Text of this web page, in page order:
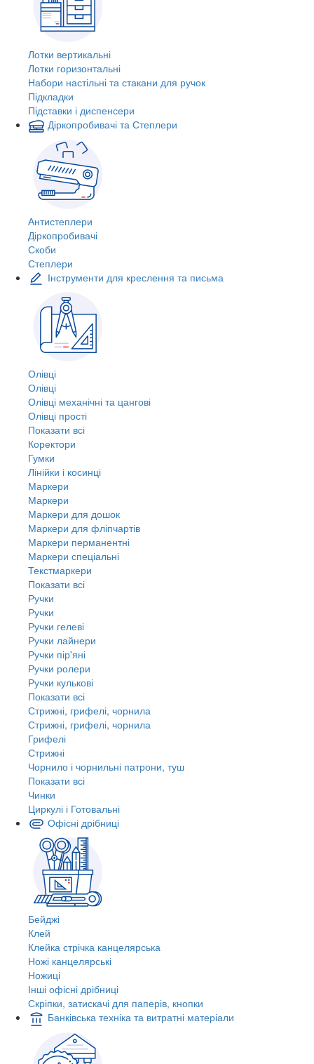
Лотки вертикальні
Лотки горизонтальні
Набори настільні та стакани для ручок
Підкладки
Підставки і диспенсери
Діркопробивачі та Степлери
Антистеплери
Діркопробивачі
Скоби
Степлери
Інструменти для креслення та письма
Олівці
Олівці
Олівці механічні та цангові
Олівці прості
Показати всі
Коректори
Гумки
Лінійки і косинці
Маркери
Маркери
Маркери для дошок
Маркери для фліпчартів
Маркери перманентні
Маркери спеціальні
Текстмаркери
Показати всі
Ручки
Ручки
Ручки гелеві
Ручки лайнери
Ручки пір'яні
Ручки ролери
Ручки кулькові
Показати всі
Стрижні, грифелі, чорнила
Стрижні, грифелі, чорнила
Грифелі
Стрижні
Чорнило і чорнильні патрони, туш
Показати всі
Чинки
Циркулі і Готовальні
Офісні дрібниці
Бейджі
Клей
Клейка стрічка канцелярська
Ножі канцелярські
Ножиці
Інші офісні дрібниці
Скріпки, затискачі для паперів, кнопки
Банківська техніка та витратні матеріали